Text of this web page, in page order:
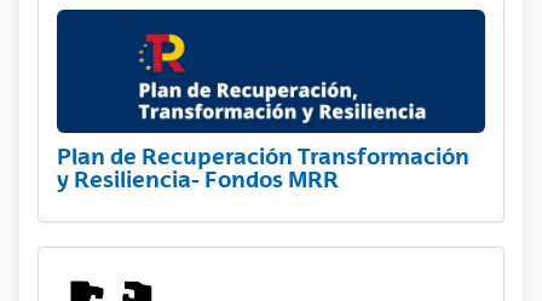
Plan de Recuperación Transformación
y Resiliencia- Fondos MRR